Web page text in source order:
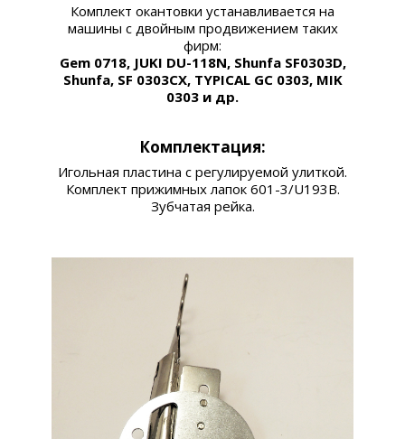
Комплект окантовки устанавливается на
машины с двойным продвижением таких
фирм:
Gem 0718, JUKI DU-118N, Shunfa SF0303D,
Shunfa, SF 0303CX, TYPICAL GC 0303, MIK
0303 и др.
Комплектация:
Игольная пластина с регулируемой улиткой.
Комплект прижимных лапок 601-3/U193B.
Зубчатая рейка.